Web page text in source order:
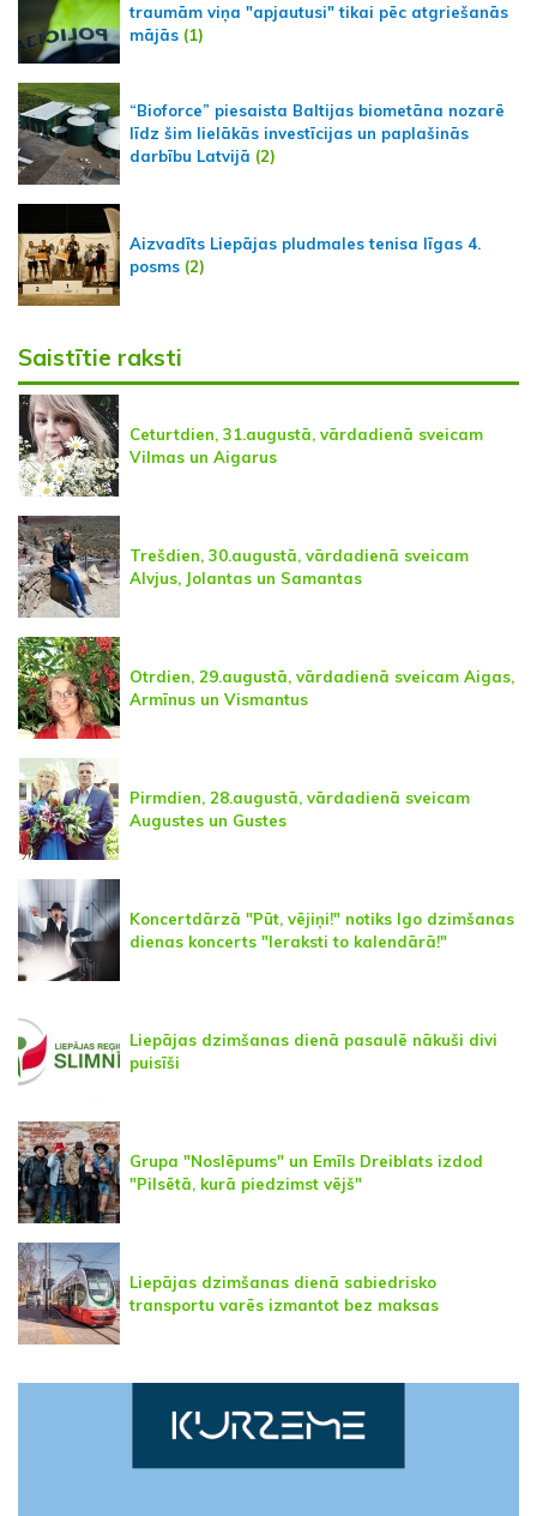
traumām viņa "apjautusi" tikai pēc atgriešanās
mājās (1)
“Bioforce” piesaista Baltijas biometāna nozarē
līdz šim lielākās investīcijas un paplašinās
darbību Latvijā (2)
Aizvadīts Liepājas pludmales tenisa līgas 4.
posms (2)
Saistītie raksti
Ceturtdien, 31.augustā, vārdadienā sveicam
Vilmas un Aigarus
Trešdien, 30.augustā, vārdadienā sveicam
Alvjus, Jolantas un Samantas
Otrdien, 29.augustā, vārdadienā sveicam Aigas,
Armīnus un Vismantus
Pirmdien, 28.augustā, vārdadienā sveicam
Augustes un Gustes
Koncertdārzā "Pūt, vējiņi!" notiks Igo dzimšanas
dienas koncerts "Ieraksti to kalendārā!"
Liepājas dzimšanas dienā pasaulē nākuši divi
puisīši
Grupa "Noslēpums" un Emīls Dreiblats izdod
"Pilsētā, kurā piedzimst vējš"
Liepājas dzimšanas dienā sabiedrisko
transportu varēs izmantot bez maksas